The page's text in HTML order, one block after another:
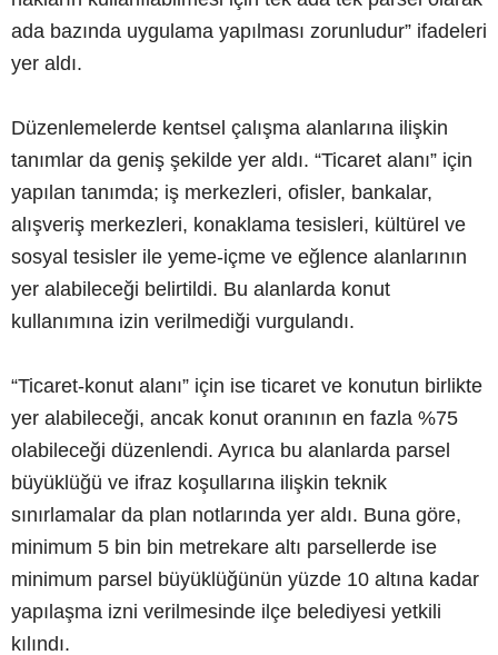
ada bazında uygulama yapılması zorunludur” ifadeleri
yer aldı.
Düzenlemelerde kentsel çalışma alanlarına ilişkin
tanımlar da geniş şekilde yer aldı. “Ticaret alanı” için
yapılan tanımda; iş merkezleri, ofisler, bankalar,
alışveriş merkezleri, konaklama tesisleri, kültürel ve
sosyal tesisler ile yeme-içme ve eğlence alanlarının
yer alabileceği belirtildi. Bu alanlarda konut
kullanımına izin verilmediği vurgulandı.
“Ticaret-konut alanı” için ise ticaret ve konutun birlikte
yer alabileceği, ancak konut oranının en fazla %75
olabileceği düzenlendi. Ayrıca bu alanlarda parsel
büyüklüğü ve ifraz koşullarına ilişkin teknik
sınırlamalar da plan notlarında yer aldı. Buna göre,
minimum 5 bin bin metrekare altı parsellerde ise
minimum parsel büyüklüğünün yüzde 10 altına kadar
yapılaşma izni verilmesinde ilçe belediyesi yetkili
kılındı.